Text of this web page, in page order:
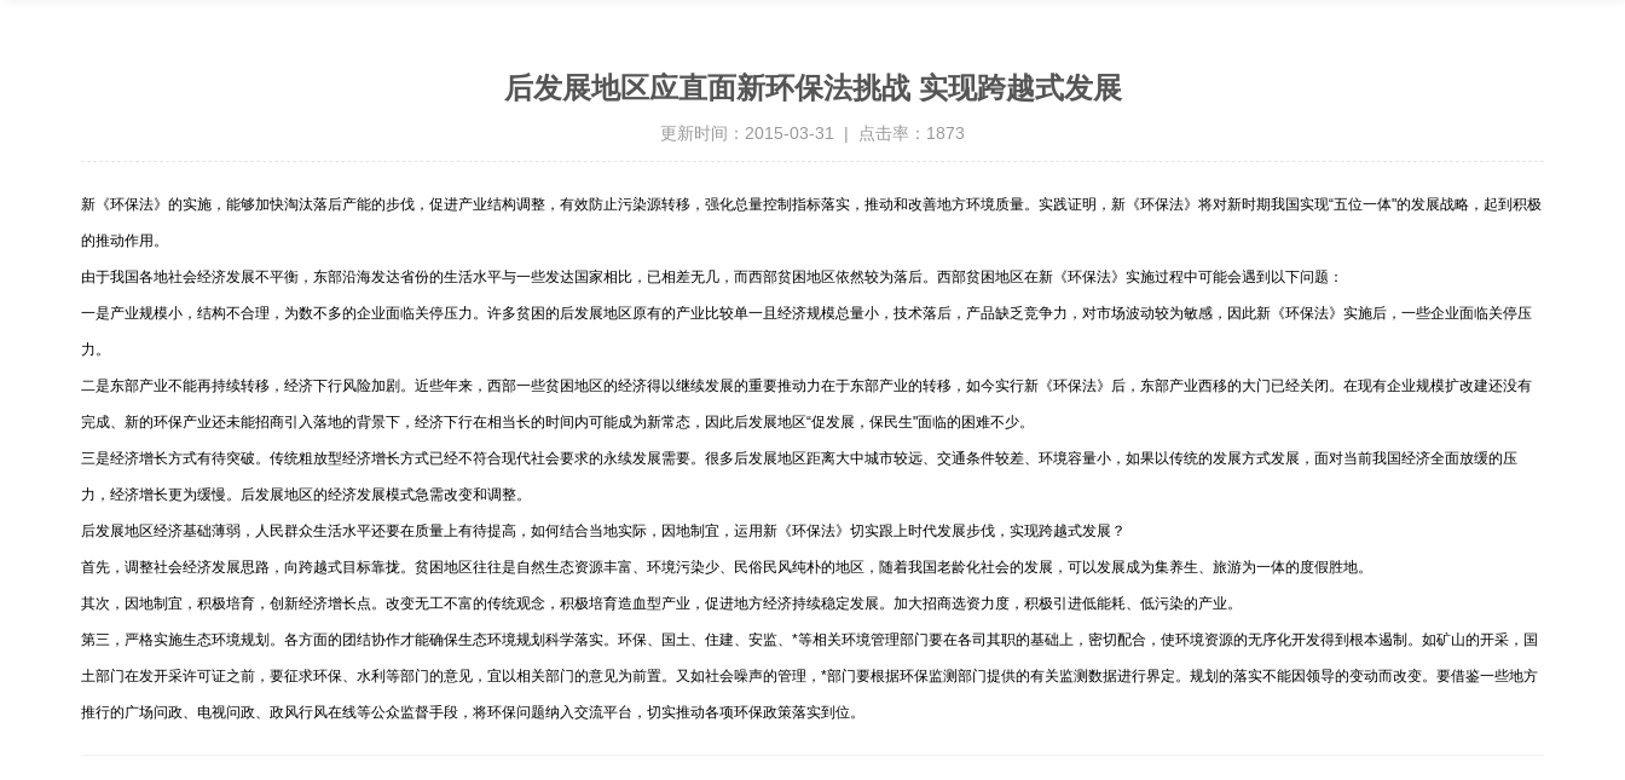
后发展地区应直面新环保法挑战 实现跨越式发展
更新时间：2015-03-31 | 点击率：1873
新《环保法》的实施，能够加快淘汰落后产能的步伐，促进产业结构调整，有效防止污染源转移，强化总量控制指标落实，推动和改善地方环境质量。实践证明，新《环保法》将对新时期我国实现“五位一体"的发展战略，起到积极
的推动作用。
由于我国各地社会经济发展不平衡，东部沿海发达省份的生活水平与一些发达国家相比，已相差无几，而西部贫困地区依然较为落后。西部贫困地区在新《环保法》实施过程中可能会遇到以下问题：
一是产业规模小，结构不合理，为数不多的企业面临关停压力。许多贫困的后发展地区原有的产业比较单一且经济规模总量小，技术落后，产品缺乏竞争力，对市场波动较为敏感，因此新《环保法》实施后，一些企业面临关停压
力。
二是东部产业不能再持续转移，经济下行风险加剧。近些年来，西部一些贫困地区的经济得以继续发展的重要推动力在于东部产业的转移，如今实行新《环保法》后，东部产业西移的大门已经关闭。在现有企业规模扩改建还没有
完成、新的环保产业还未能招商引入落地的背景下，经济下行在相当长的时间内可能成为新常态，因此后发展地区“促发展，保民生"面临的困难不少。
三是经济增长方式有待突破。传统粗放型经济增长方式已经不符合现代社会要求的永续发展需要。很多后发展地区距离大中城市较远、交通条件较差、环境容量小，如果以传统的发展方式发展，面对当前我国经济全面放缓的压
力，经济增长更为缓慢。后发展地区的经济发展模式急需改变和调整。
后发展地区经济基础薄弱，人民群众生活水平还要在质量上有待提高，如何结合当地实际，因地制宜，运用新《环保法》切实跟上时代发展步伐，实现跨越式发展？
首先，调整社会经济发展思路，向跨越式目标靠拢。贫困地区往往是自然生态资源丰富、环境污染少、民俗民风纯朴的地区，随着我国老龄化社会的发展，可以发展成为集养生、旅游为一体的度假胜地。
其次，因地制宜，积极培育，创新经济增长点。改变无工不富的传统观念，积极培育造血型产业，促进地方经济持续稳定发展。加大招商选资力度，积极引进低能耗、低污染的产业。
第三，严格实施生态环境规划。各方面的团结协作才能确保生态环境规划科学落实。环保、国土、住建、安监、*等相关环境管理部门要在各司其职的基础上，密切配合，使环境资源的无序化开发得到根本遏制。如矿山的开采，国
土部门在发开采许可证之前，要征求环保、水利等部门的意见，宜以相关部门的意见为前置。又如社会噪声的管理，*部门要根据环保监测部门提供的有关监测数据进行界定。规划的落实不能因领导的变动而改变。要借鉴一些地方
推行的广场问政、电视问政、政风行风在线等公众监督手段，将环保问题纳入交流平台，切实推动各项环保政策落实到位。